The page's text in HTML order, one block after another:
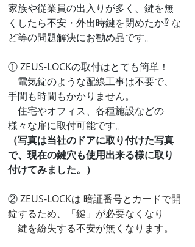
家族や従業員の出入りが多く、鍵を無
くしたら不安・外出時鍵を閉めたか⁉ な
ど等の問題解決にお勧め品です。
① ZEUS-LOCKの取付はとても簡単！
電気錠のような配線工事は不要で、
手間も時間もかかりません。
住宅やオフィス、各種施設などの
様々な扉に取付可能です。
（写真は当社のドアに取り付けた写真
で、現在の鍵穴も使用出来る様に取り
付けてみました。）
② ZEUS-LOCKは 暗証番号とカードで開
錠するため、「鍵」が必要なくなり
鍵を紛失する不安が無くなります。